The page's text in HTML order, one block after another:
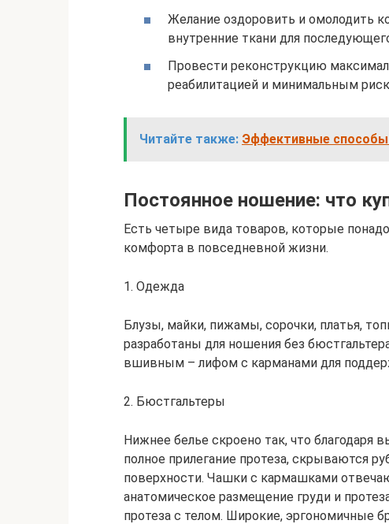
Желание оздоровить и омолодить
внутренние ткани для
Провести реконструкцию
реабилитацией и минимальным
Читайте также: Эффективные способы
Постоянное ношение: что
Есть четыре вида товаров, которые
комфорта в повседневной жизни.
1. Одежда
Блузы, майки, пижамы, сорочки, платья,
разработаны для ношения без
вшивным – лифом с карманами для
2. Бюстгальтеры
Нижнее белье скроено так, что благодаря
полное прилегание протеза, скрываются
поверхности. Чашки с кармашками
анатомическое размещение груди и
протеза с телом. Широкие, эргономичные